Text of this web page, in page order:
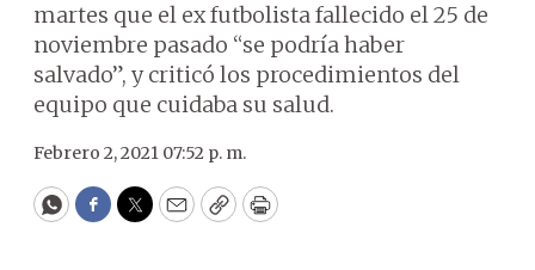
martes que el ex futbolista fallecido el 25 de
noviembre pasado “se podría haber
salvado”, y criticó los procedimientos del
equipo que cuidaba su salud.
Febrero 2, 2021 07:52 p. m.
WhatsApp
Facebook
Twitter
EmailCopyPrint